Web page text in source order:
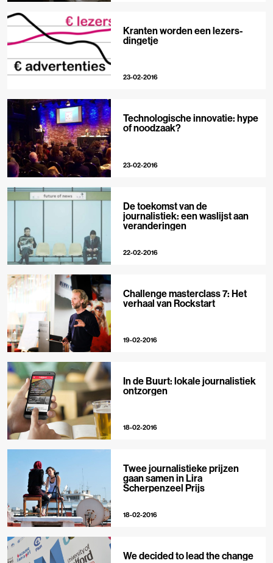
Kranten worden een lezers-
dingetje
23-02-2016
Technologische innovatie: hype
of noodzaak?
23-02-2016
De toekomst van de
journalistiek: een waslijst aan
veranderingen
22-02-2016
Challenge masterclass 7: Het
verhaal van Rockstart
19-02-2016
In de Buurt: lokale journalistiek
ontzorgen
18-02-2016
Twee journalistieke prijzen
gaan samen in Lira
Scherpenzeel Prijs
18-02-2016
We decided to lead the change